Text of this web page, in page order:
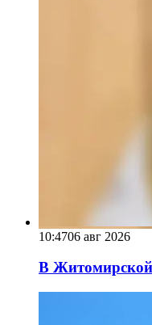
10:4706 авг 2026
В Житомирской